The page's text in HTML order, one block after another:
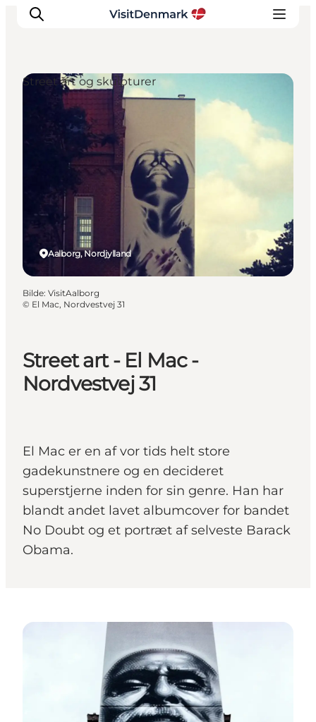
Inspirasjon
Reisemål
Aktiviteter
Overnatting
Planlegg reisen
Street art - El Mac -
Nordvestvej 31
El Mac er en af vor tids helt store
gadekunstnere og en decideret
superstjerne inden for sin genre. Han har
blandt andet lavet albumcover for bandet
No Doubt og et portræt af selveste Barack
Obama.
Aalborg, Nordjylland
Street art og skulpturer
Bilde: VisitAalborg
© El Mac, Nordvestvej 31